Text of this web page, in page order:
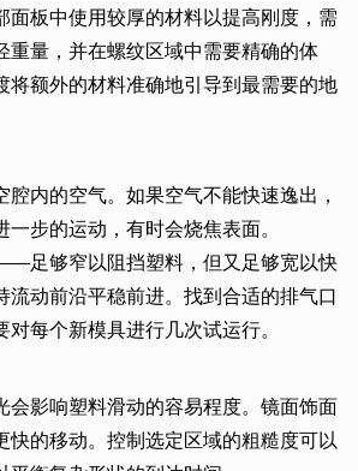
面板中使用较厚的材料以提高刚度，需
重量，并在螺纹区域中需要精确的体
将额外的材料准确地引导到最需要的地
腔内的空气。如果空气不能快速逸出，
步的运动，有时会烧焦表面。
足够窄以阻挡塑料，但又足够宽以快
动前沿平稳前进。找到合适的排气口
对每个新模具进行几次试运行。
会影响塑料滑动的容易程度。镜面饰面
快的移动。控制选定区域的粗糙度可以